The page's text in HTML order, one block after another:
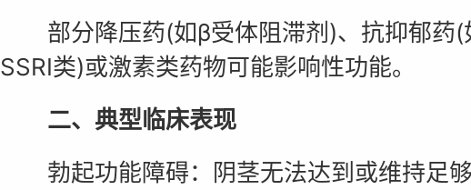
部分降压药(如β受体阻滞剂)、抗抑郁药(
SSRI类)或激素类药物可能影响性功能。
二、典型临床表现
勃起功能障碍：阴茎无法达到或维持足